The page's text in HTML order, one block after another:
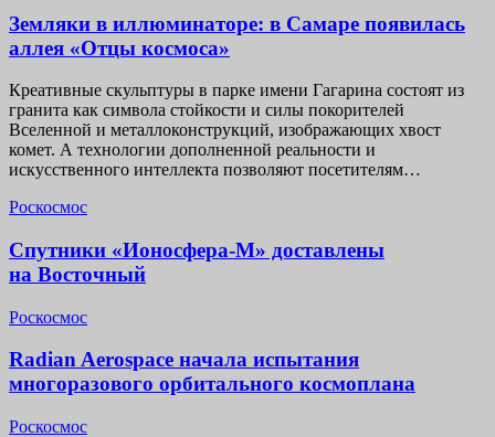
Земляки в иллюминаторе: в Самаре появилась
аллея «Отцы космоса»
Креативные скульптуры в парке имени Гагарина состоят из
гранита как символа стойкости и силы покорителей
Вселенной и металлоконструкций, изображающих хвост
комет. А технологии дополненной реальности и
искусственного интеллекта позволяют посетителям…
Роскосмос
Спутники «Ионосфера-М» доставлены
на Восточный
Роскосмос
Radian Aerospace начала испытания
многоразового орбитального космоплана
Роскосмос